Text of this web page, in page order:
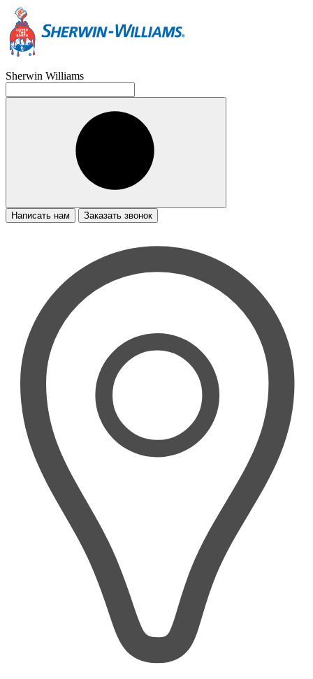
Sherwin Williams
Написать нам Заказать звонок